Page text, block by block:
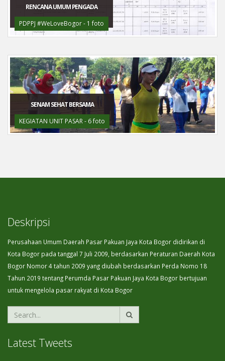
RENCANA UMUM PENGADA
PDPPJ #WeLoveBogor - 1 foto
SENAM SEHAT BERSAMA
KEGIATAN UNIT PASAR - 6 foto
Deskripsi
Perusahaan Umum Daerah Pasar Pakuan Jaya Kota Bogor didirikan di
Kota Bogor pada tanggal 7 Juli 2009, berdasarkan Peraturan Daerah Kota
Bogor Nomor 4 tahun 2009 yang diubah berdasarkan Perda Nomo 18
Tahun 2019 tentang Perumda Pasar Pakuan Jaya Kota Bogor bertujuan
untuk mengelola pasar rakyat di Kota Bogor
Latest Tweets